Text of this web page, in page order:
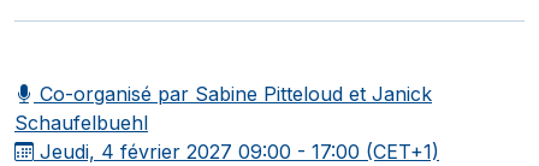
Co-organisé par Sabine Pitteloud et Janick
Schaufelbuehl
Jeudi, 4 février 2027 09:00 - 17:00 (CET+1)